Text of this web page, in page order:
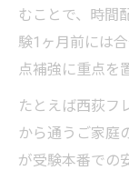
むことで、時間
験1ヶ月前には
点補強に重点を
たとえば西荻フ
から通うご家庭
が受験本番での